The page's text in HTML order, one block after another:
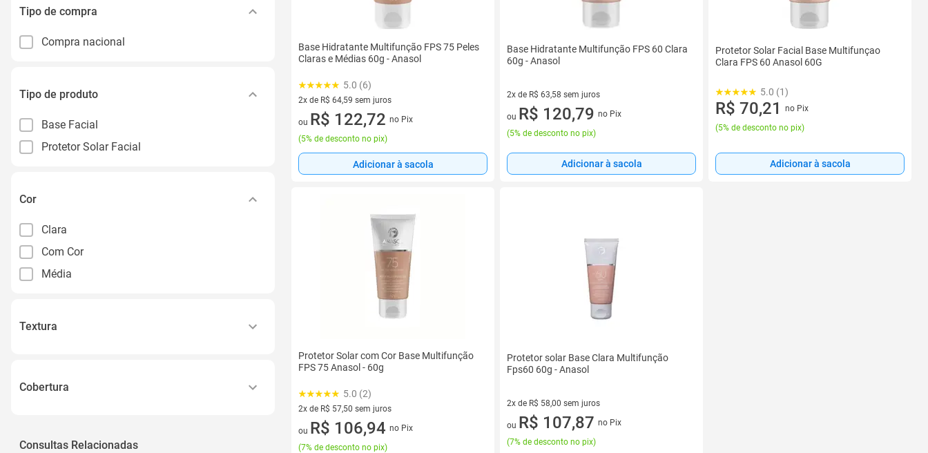
Tipo de compra
Compra nacional
Tipo de produto
Base Facial
Protetor Solar Facial
Cor
Clara
Com Cor
Média
Textura
Cobertura
Uniforme
Consultas Relacionadas
Base Hidratante Multifunção FPS 75 Peles
Claras e Médias 60g - Anasol
5.0 (6)
2x de R$ 64,59 sem juros
2 vez de R$ 64,59 sem juros
ou R$ 122,72 no Pix
(5% de desconto no pix)
Adicionar à sacola
Base Hidratante Multifunção FPS 60 Clara
60g - Anasol
2x de R$ 63,58 sem juros
2 vez de R$ 63,58 sem juros
ou R$ 120,79 no Pix
(5% de desconto no pix)
Adicionar à sacola
Protetor Solar Facial Base Multifunçao
Clara FPS 60 Anasol 60G
5.0 (1)
R$ 70,21
no Pix
(5% de desconto no pix)
Adicionar à sacola
Protetor Solar com Cor Base Multifunção
FPS 75 Anasol - 60g
5.0 (2)
2x de R$ 57,50 sem juros
2 vez de R$ 57,50 sem juros
ou R$ 106,94 no Pix
(7% de desconto no pix)
Protetor solar Base Clara Multifunção
Fps60 60g - Anasol
2x de R$ 58,00 sem juros
2 vez de R$ 58,00 sem juros
ou R$ 107,87 no Pix
(7% de desconto no pix)